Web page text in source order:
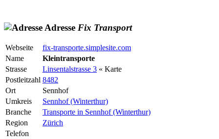
Adresse Fix Transport
Webseite
fix-transporte.simplesite.com
Name
Kleintransporte
Strasse
Linsentalstrasse 3 « Karte
Postleitzahl 8482
Ort
Sennhof
Umkreis
Sennhof (Winterthur)
Branche
Transporte in Sennhof (Winterthur)
Region
Zürich
Telefon